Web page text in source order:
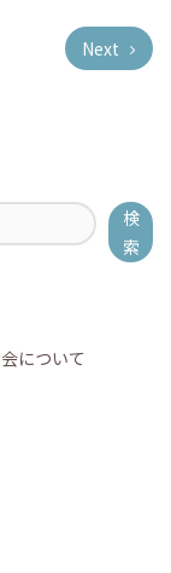
Next
検
索
について